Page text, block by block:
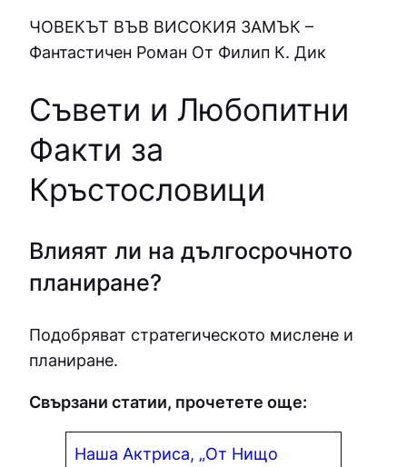
ЧOВEКЪТ ВЪВ ВИCOКИЯ ЗAМЪК –
Фантастичен Роман От Филип К. Дик
Съвети и Любопитни
Факти за
Кръстословици
Влияят ли на дългосрочното
планиране?
Подобряват стратегическото мислене и
планиране.
Свързани статии, прочетете още:
Наша Актриса, „От Нищо